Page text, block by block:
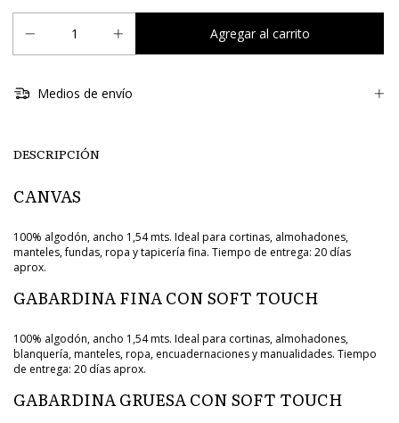
Medios de envío
DESCRIPCIÓN
CANVAS
100% algodón, ancho 1,54 mts. Ideal para cortinas, almohadones,
manteles, fundas, ropa y tapicería fina. Tiempo de entrega: 20 días
aprox.
GABARDINA FINA CON SOFT TOUCH
100% algodón, ancho 1,54 mts. Ideal para cortinas, almohadones,
blanquería, manteles, ropa, encuadernaciones y manualidades. Tiempo
de entrega: 20 días aprox.
GABARDINA GRUESA CON SOFT TOUCH